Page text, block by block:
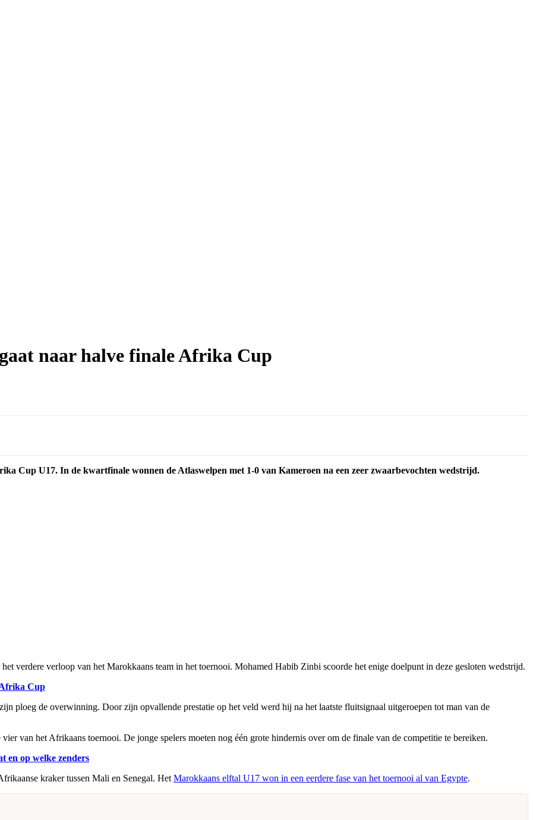
naar halve finale Afrika Cup
Cup U17. In de kwartfinale wonnen de Atlaswelpen met 1-0 van Kameroen na een zeer zwaarbevochten wedstrijd.
verdere verloop van het Marokkaans team in het toernooi. Mohamed Habib Zinbi scoorde het enige doelpunt in deze gesloten wedstrijd.
Cup
ploeg de overwinning. Door zijn opvallende prestatie op het veld werd hij na het laatste fluitsignaal uitgeroepen tot man van de
van het Afrikaans toernooi. De jonge spelers moeten nog één grote hindernis over om de finale van de competitie te bereiken.
en op welke zenders
kraker tussen Mali en Senegal. Het Marokkaans elftal U17 won in een eerdere fase van het toernooi al van Egypte.